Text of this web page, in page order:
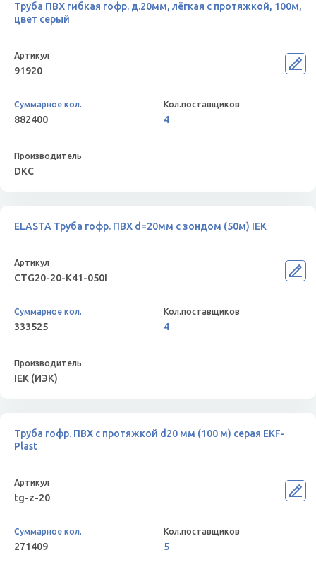
Труба ПВХ гибкая гофр. д.20мм, лёгкая с протяжкой, 100м,
цвет серый
91920
882400 4
DKC
ELASTA Труба гофр. ПВХ d=20мм с зондом (50м) IEK
CTG20-20-K41-050I
333525 4
IEK (ИЭК)
Труба гофр. ПВХ с протяжкой d20 мм (100 м) серая EKF-
Plast
tg-z-20
271409 5